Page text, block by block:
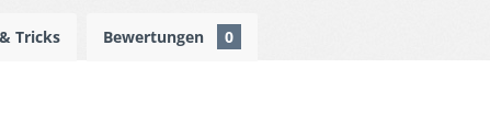
Tricks Bewertungen 0